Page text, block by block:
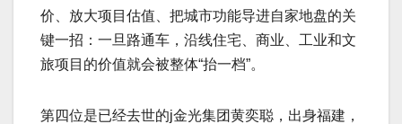
价、放大项目估值、把城市功能导进自家地盘的关
键一招：一旦路通车，沿线住宅、商业、工业和文
旅项目的价值就会被整体“抬一档”。
第四位是已经去世的j金光集团黄奕聪，出身福建，